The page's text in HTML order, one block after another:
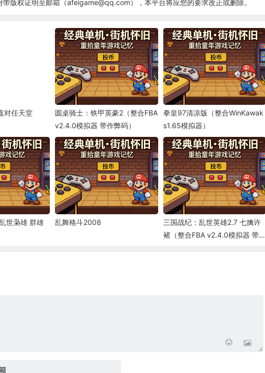
版权证明至邮箱（afeigame@qq.com），本平台将应您的要求改正或删除。
对任天堂
圆桌骑士：铁甲英豪2（整合FBA
v2.4.0模拟器 带作弊码）
拳皇97清凉版（整合WinKawak
s1.65模拟器）
世枭雄 群雄
乱舞格斗2008
三国战纪：乱世英雄2.7 七擒许
褚（整合FBA v2.4.0模拟器 带作